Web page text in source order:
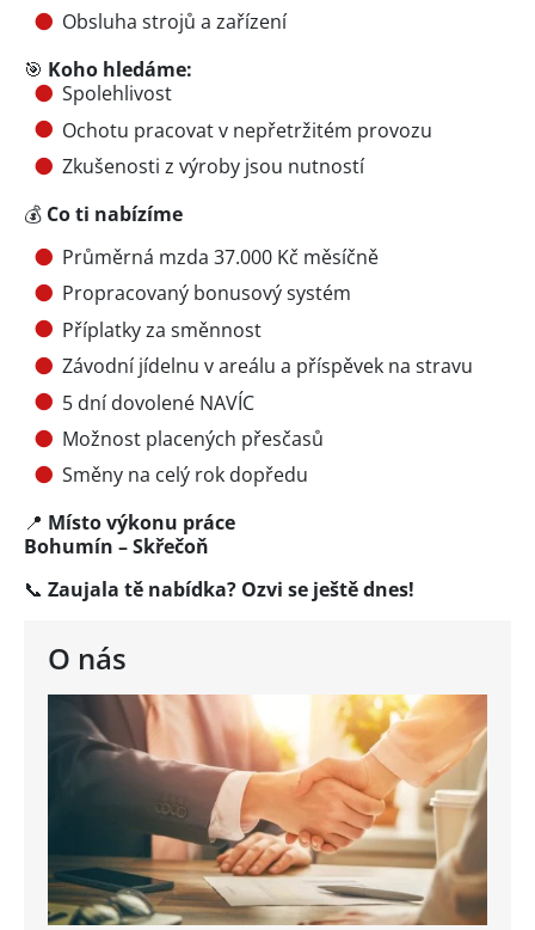
O nás
Obsluha strojů a zařízení
🎯 Koho hledáme:
Spolehlivost
Ochotu pracovat v nepřetržitém provozu
Zkušenosti z výroby jsou nutností
💰 Co ti nabízíme
Průměrná mzda 37.000 Kč měsíčně
Propracovaný bonusový systém
Příplatky za směnnost
Závodní jídelnu v areálu a příspěvek na stravu
5 dní dovolené NAVÍC
Možnost placených přesčasů
Směny na celý rok dopředu
📍 Místo výkonu práce
Bohumín – Skřečoň
📞 Zaujala tě nabídka? Ozvi se ještě dnes!